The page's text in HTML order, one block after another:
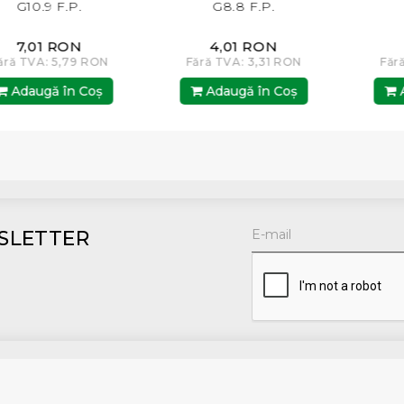
G10.9 F.P.
7,01 RON
TVA: 5,79 RON
în Coş
G8.8 F.P.
4,01 RON
Fără TVA: 3,31 RON
Adaugă în Coş
Fără